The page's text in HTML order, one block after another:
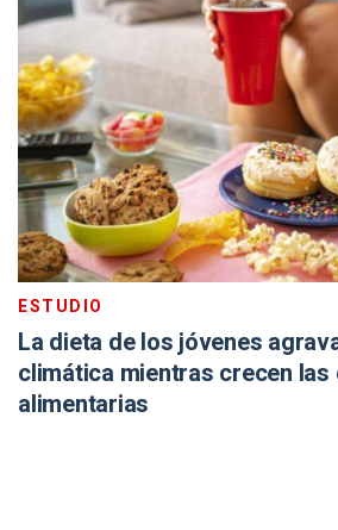
ESTUDIO
La dieta de los jóvenes
climática mientras crecen las
alimentarias